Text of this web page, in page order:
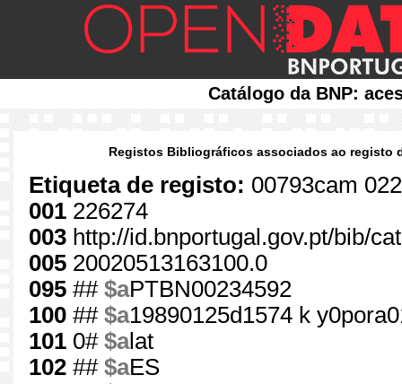
Catálogo da BNP:
Registos Bibliográficos associados ao registo
Etiqueta de registo: 00793cam
001 226274
003 http://id.bnportugal.gov.pt/bib/
005 20020513163100.0
095 ## $aPTBN00234592
100 ## $a19890125d1574 k
101 0# $alat
102 ## $aES